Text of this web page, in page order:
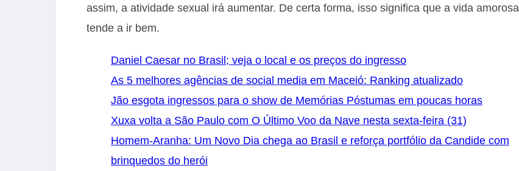
assim, a atividade sexual irá aumentar. De certa forma, isso significa que a vida amorosa
tende a ir bem.
Daniel Caesar no Brasil; veja o local e os preços do ingresso
As 5 melhores agências de social media em Maceió: Ranking atualizado
Jão esgota ingressos para o show de Memórias Póstumas em poucas horas
Xuxa volta a São Paulo com O Último Voo da Nave nesta sexta-feira (31)
Homem-Aranha: Um Novo Dia chega ao Brasil e reforça portfólio da Candide com
brinquedos do herói